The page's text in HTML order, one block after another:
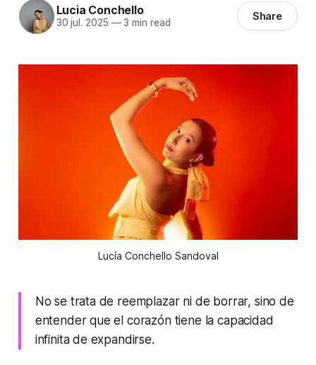
Lucia Conchello
30 jul. 2025 —3 min read Share
Lucía Conchello Sandoval
No se trata de reemplazar ni de borrar, sino de
entender que el corazón tiene la capacidad
infinita de expandirse.